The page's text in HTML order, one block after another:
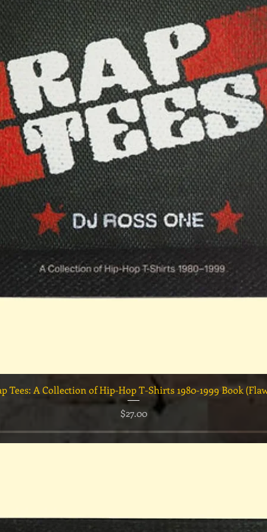
クイックビュー
Tees: A Collection of Hip-Hop T-Shirts 1980-1999 Book
価格
$27.00